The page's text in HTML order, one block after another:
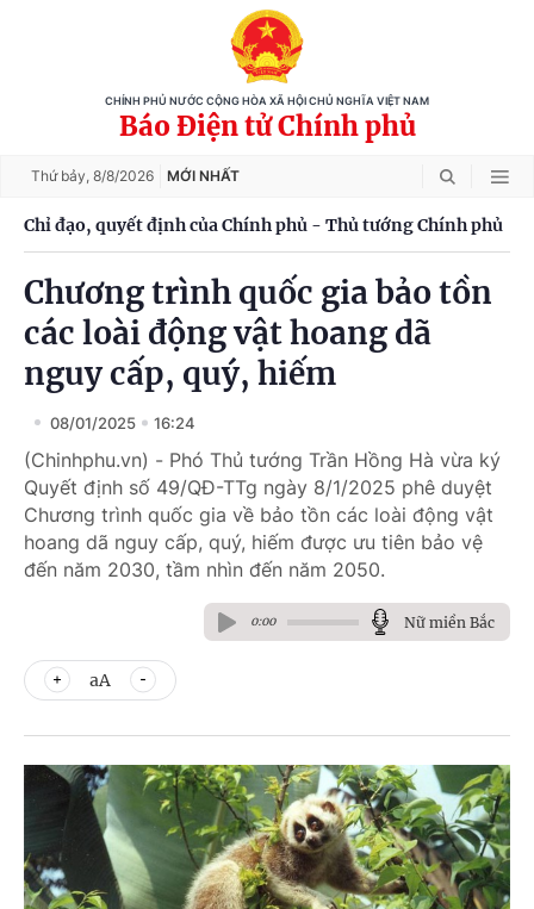
CHÍNH PHỦ NƯỚC CỘNG HÒA XÃ HỘI CHỦ NGHĨA VIỆT NAM
Báo Điện tử Chính phủ
Thứ bảy, 8/8/2026 MỚI NHẤT
Chỉ đạo, quyết định của Chính phủ - Thủ tướng Chính phủ
Chương trình quốc gia bảo tồn
các loài động vật hoang dã
nguy cấp, quý, hiếm
08/01/2025 16:24
(Chinhphu.vn) - Phó Thủ tướng Trần Hồng Hà vừa ký
Quyết định số 49/QĐ-TTg ngày 8/1/2025 phê duyệt
Chương trình quốc gia về bảo tồn các loài động vật
hoang dã nguy cấp, quý, hiếm được ưu tiên bảo vệ
đến năm 2030, tầm nhìn đến năm 2050.
0:00 Nữ miền Bắc
aA